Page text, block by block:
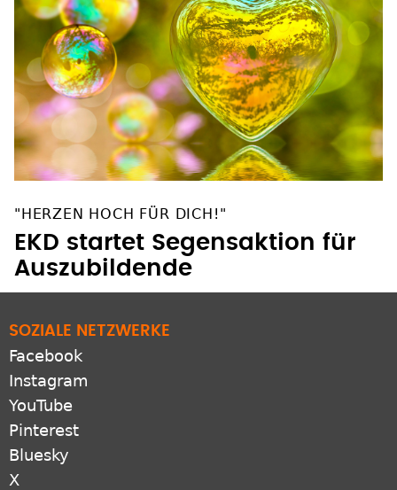
"HERZEN HOCH FÜR DICH!"
EKD startet Segensaktion für
Auszubildende
SOZIALE NETZWERKE
Facebook
Instagram
YouTube
Pinterest
Bluesky
X